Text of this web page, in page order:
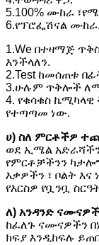
5.100% ሙከራ
6.የፕሮፌሽናል ሙከራ.
1.We በተዛማጅ
እንችላለን.
2.Test ከመሰጠቱ
3.ሁሉም ጥቅሎች
4. የቁሳቁስ ኬሚካላዊ
የተጣጣመ ነው.
ሀ) ስለ ምርቶችዎ
ወደ ኢሜል
የምርቶቻችንን
እቃዎችን ፣ ቦልት እና
የእርስዎ የቧንቧ
ለ) አንዳንድ
ከፈለጉ ናሙናዎችን
ክፍያ እንዲከፍሉ